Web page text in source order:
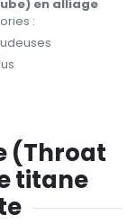
en alliage
:
(Throat
titane